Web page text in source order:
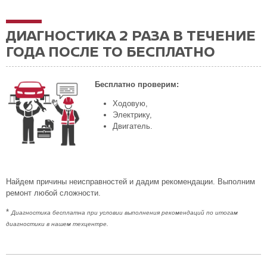
ДИАГНОСТИКА 2 РАЗА В ТЕЧЕНИЕ
ГОДА ПОСЛЕ ТО БЕСПЛАТНО
Бесплатно проверим:
Ходовую,
Электрику,
Двигатель.
Найдем причины неисправностей и дадим рекомендации. Выполним
ремонт любой сложности.
* Диагностика бесплатна при условии выполнения рекомендаций по итогам
диагностики в нашем техцентре.